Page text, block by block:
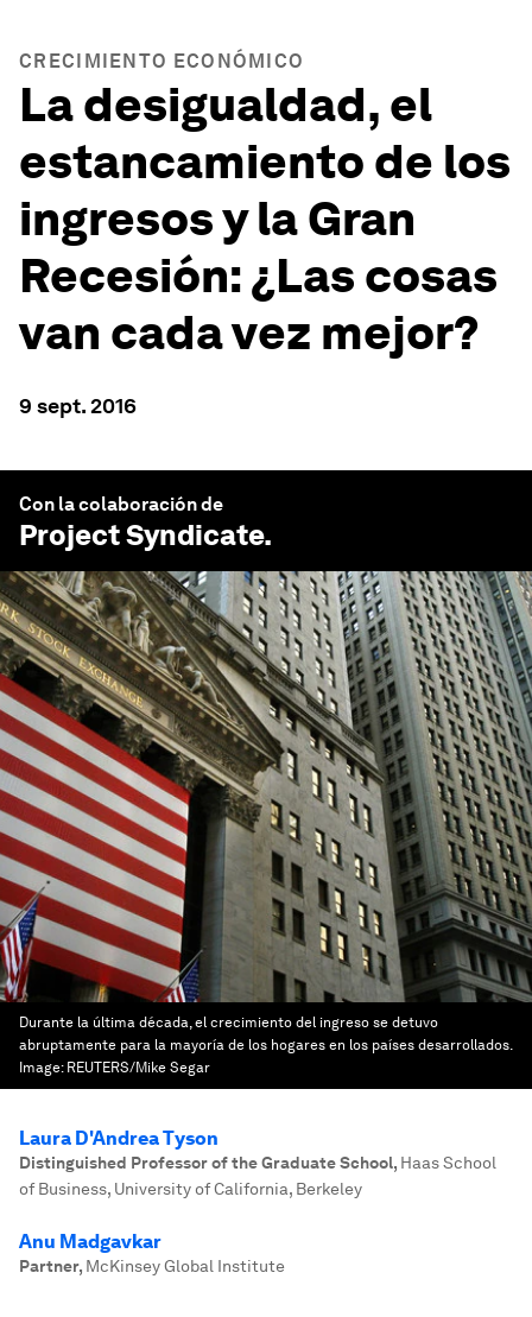
CRECIMIENTO ECONÓMICO
La desigualdad, el
estancamiento de los
ingresos y la Gran
Recesión: ¿Las cosas
van cada vez mejor?
9 sept. 2016
Con la colaboración de
Project Syndicate.
Durante la última década, el crecimiento del ingreso se detuvo
abruptamente para la mayoría de los hogares en los países desarrollados.
Image: REUTERS/Mike Segar
Laura D'Andrea Tyson
Distinguished Professor of the Graduate School, Haas School
of Business, University of California, Berkeley
Anu Madgavkar
Partner, McKinsey Global Institute